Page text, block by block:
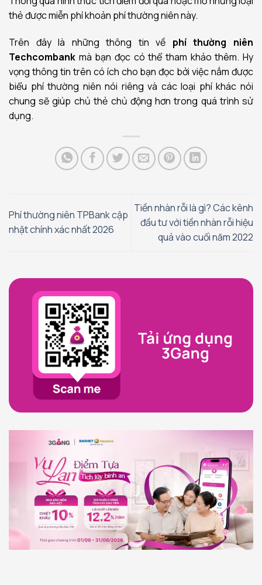
thẻ được miễn phí khoản phí thường niên này.
Trên đây là những thông tin về phí thường niên
Techcombank mà bạn đọc có thể tham khảo thêm. Hy
vọng thông tin trên có ích cho bạn đọc bởi việc nắm được
biểu phí thường niên nói riêng và các loại phí khác nói
chung sẽ giúp chủ thẻ chủ động hơn trong quá trình sử
dụng.
Phí thường niên TPBank cập
nhật chính xác nhất 2026
Tiền nhàn rỗi là gì? Các kênh
đầu tư với tiền nhàn rỗi hiệu
quả vào cuối năm 2022